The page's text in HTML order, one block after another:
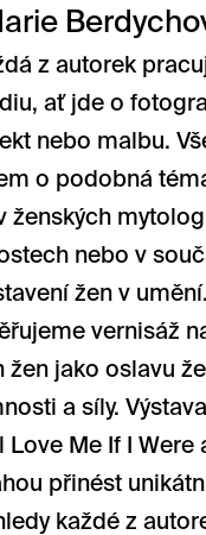
z autorek
ať jde o
nebo malbu.
o podobná
ženských
nebo v
žen v
vernisáž
žen jako oslavu
a síly.
Love Me If I Were
přinést
každé z